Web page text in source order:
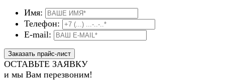
Имя:
Телефон:
E-mail:
ОСТАВЬТЕ ЗАЯВКУ
и мы Вам перезвоним!